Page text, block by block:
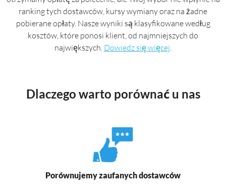
ranking tych dostawców, kursy wymiany oraz na żadne
pobierane opłaty. Nasze wyniki są klasyfikowane według
kosztów, które ponosi klient, od najmniejszych do
największych. Dowiedz się więcej.
Dlaczego warto porównać u nas
Porównujemy zaufanych dostawców